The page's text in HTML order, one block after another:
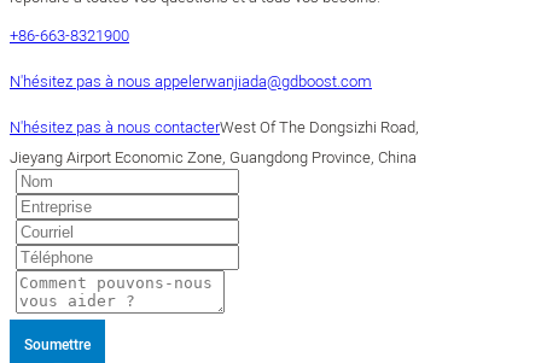
+86-663-8321900
N'hésitez pas à nous appelerwanjiada@gdboost.com
N'hésitez pas à nous contacterWest Of The Dongsizhi Road,
Jieyang Airport Economic Zone, Guangdong Province, China
Soumettre